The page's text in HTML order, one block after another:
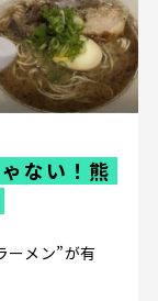
ない！熊
ーメン”が有